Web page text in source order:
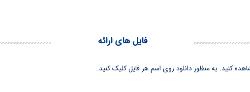
فایل های ارائه
کنید. به منظور دانلود روی اسم هر فایل کلیک کنید.